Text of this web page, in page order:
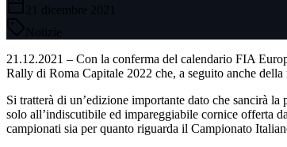
21 dicembre 2021
Notizie
21.12.2021 – Con la conferma del calendario FIA
Rally di Roma Capitale 2022 che, a seguito anche
Si tratterà di un’edizione importante dato che sancirà
solo all’indiscutibile ed impareggiabile cornice offerta
campionati sia per quanto riguarda il Campionato